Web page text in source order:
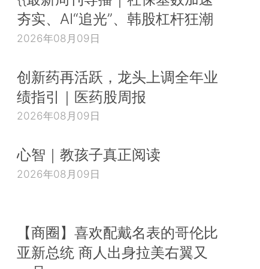
夯实、AI“追光”、韩股杠杆狂潮
2026年08月09日
创新药再活跃，龙头上调全年业
绩指引｜医药股周报
2026年08月09日
心智｜教孩子真正阅读
2026年08月09日
【商圈】喜欢配戴名表的哥伦比
亚新总统 商人出身拉美右翼又